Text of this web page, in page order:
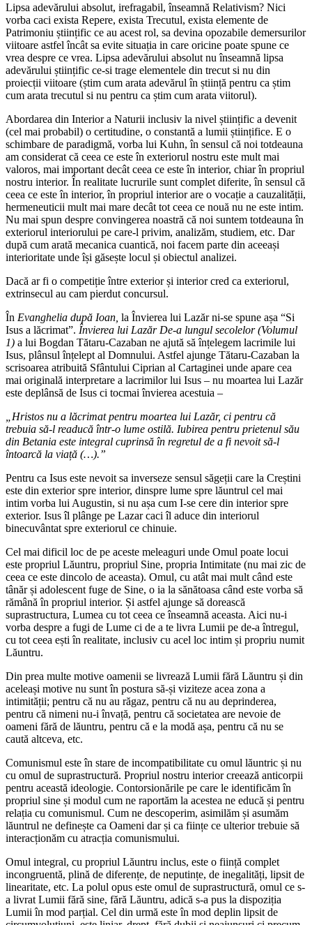
Lipsa adevărului absolut, irefragabil, înseamnă Relativism? Nici
vorba caci exista Repere, exista Trecutul, exista elemente de
Patrimoniu științific ce au acest rol, sa devina opozabile demersurilor
viitoare astfel încât sa evite situația in care oricine poate spune ce
vrea despre ce vrea. Lipsa adevărului absolut nu înseamnă lipsa
adevărului științific ce-si trage elementele din trecut si nu din
proiecții viitoare (știm cum arata adevărul în știință pentru ca știm
cum arata trecutul si nu pentru ca știm cum arata viitorul).
Abordarea din Interior a Naturii inclusiv la nivel științific a devenit
(cel mai probabil) o certitudine, o constantă a lumii științifice. E o
schimbare de paradigmă, vorba lui Kuhn, în sensul că noi totdeauna
am considerat că ceea ce este în exteriorul nostru este mult mai
valoros, mai important decât ceea ce este în interior, chiar în propriul
nostru interior. În realitate lucrurile sunt complet diferite, în sensul că
ceea ce este în interior, în propriul interior are o vocație a cauzalității,
hermeneuticii mult mai mare decât tot ceea ce nouă nu ne este intim.
Nu mai spun despre convingerea noastră că noi suntem totdeauna în
exteriorul interiorului pe care-l privim, analizăm, studiem, etc. Dar
după cum arată mecanica cuantică, noi facem parte din aceeași
interioritate unde își găsește locul și obiectul analizei.
Dacă ar fi o competiție între exterior și interior cred ca exteriorul,
extrinsecul au cam pierdut concursul.
În Evanghelia după Ioan, la Învierea lui Lazăr ni-se spune așa “Si
Isus a lăcrimat”. Învierea lui Lazăr De-a lungul secolelor (Volumul
1) a lui Bogdan Tătaru-Cazaban ne ajută să înțelegem lacrimile lui
Isus, plânsul înțelept al Domnului. Astfel ajunge Tătaru-Cazaban la
scrisoarea atribuită Sfântului Ciprian al Cartaginei unde apare cea
mai originală interpretare a lacrimilor lui Isus – nu moartea lui Lazăr
este deplânsă de Isus ci tocmai învierea acestuia –
„Hristos nu a lăcrimat pentru moartea lui Lazăr, ci pentru că
trebuia să-l readucă într-o lume ostilă. Iubirea pentru prietenul său
din Betania este integral cuprinsă în regretul de a fi nevoit să-l
întoarcă la viață (…).”
Pentru ca Isus este nevoit sa inverseze sensul săgeții care la Creștini
este din exterior spre interior, dinspre lume spre lăuntrul cel mai
intim vorba lui Augustin, si nu așa cum I-se cere din interior spre
exterior. Isus îl plânge pe Lazar caci îl aduce din interiorul
binecuvântat spre exteriorul ce chinuie.
Cel mai dificil loc de pe aceste meleaguri unde Omul poate locui
este propriul Lăuntru, propriul Sine, propria Intimitate (nu mai zic de
ceea ce este dincolo de aceasta). Omul, cu atât mai mult când este
tânăr și adolescent fuge de Sine, o ia la sănătoasa când este vorba să
rămână în propriul interior. Și astfel ajunge să dorească
suprastructura, Lumea cu tot ceea ce înseamnă aceasta. Aici nu-i
vorba despre a fugi de Lume ci de a te livra Lumii pe de-a întregul,
cu tot ceea ești în realitate, inclusiv cu acel loc intim și propriu numit
Lăuntru.
Din prea multe motive oamenii se livrează Lumii fără Lăuntru și din
aceleași motive nu sunt în postura să-și viziteze acea zona a
intimității; pentru că nu au răgaz, pentru că nu au deprinderea,
pentru că nimeni nu-i învață, pentru că societatea are nevoie de
oameni fără de lăuntru, pentru că e la modă așa, pentru că nu se
caută altceva, etc.
Comunismul este în stare de incompatibilitate cu omul lăuntric și nu
cu omul de suprastructură. Propriul nostru interior creează anticorpii
pentru această ideologie. Contorsionările pe care le identificăm în
propriul sine și modul cum ne raportăm la acestea ne educă și pentru
relația cu comunismul. Cum ne descoperim, asimilăm și asumăm
lăuntrul ne definește ca Oameni dar și ca ființe ce ulterior trebuie să
interacționăm cu atracția comunismului.
Omul integral, cu propriul Lăuntru inclus, este o ființă complet
incongruentă, plină de diferențe, de neputințe, de inegalități, lipsit de
linearitate, etc. La polul opus este omul de suprastructură, omul ce s-
a livrat Lumii fără sine, fără Lăuntru, adică s-a pus la dispoziția
Lumii în mod parțial. Cel din urmă este în mod deplin lipsit de